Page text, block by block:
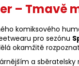
– Tmavě
komiksového
pro sezónu
okamžitě
a